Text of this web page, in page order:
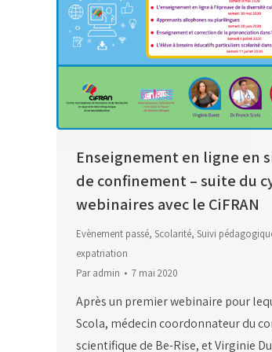
Enseignement en ligne en
de confinement – suite du
webinaires avec le CiFRAN
Evènement passé, Scolarité, Suivi
expatriation
Paradmin 7 mai 2020
Après un premier webinaire pour
Scola, médecin coordonnateur du
scientifique de Be-Rise, et Virginie